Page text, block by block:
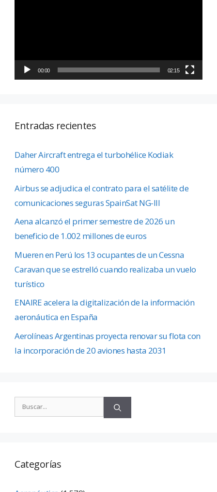
00:00 02:15
Entradas recientes
Daher Aircraft entrega el turbohélice Kodiak
número 400
Airbus se adjudica el contrato para el satélite de
comunicaciones seguras SpainSat NG-III
Aena alcanzó el primer semestre de 2026 un
beneficio de 1.002 millones de euros
Mueren en Perú los 13 ocupantes de un Cessna
Caravan que se estrelló cuando realizaba un vuelo
turístico
ENAIRE acelera la digitalización de la información
aeronáutica en España
Aerolíneas Argentinas proyecta renovar su flota con
la incorporación de 20 aviones hasta 2031
Categorías